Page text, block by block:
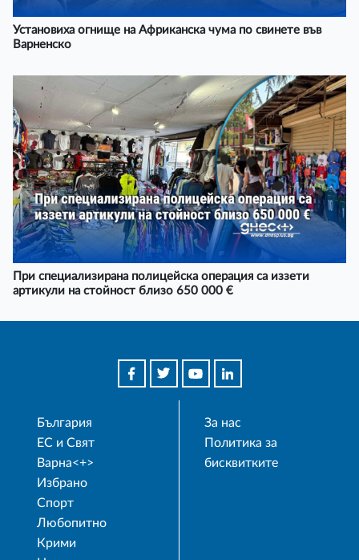
Установиха огнище на Африканска чума по свинете във
Варненско
При специализирана полицейска операция са иззети
артикули на стойност близо 650 000 €
България
ЕС и Свят
Варна<+>
Избрано
Спорт
Любопитно
Крими
За нас
Политика за
бисквитките